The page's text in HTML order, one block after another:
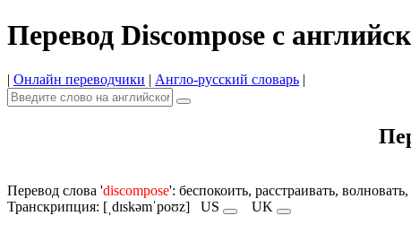
Перевод Discompose с
| Онлайн переводчики | Англо-русский словарь |
Перевод слова 'discompose': беспокоить, расстраивать,
Транскрипция: [ˌdɪskəmˈpoʊz] US UK